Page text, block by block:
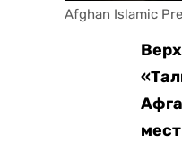
Afghan Islamic